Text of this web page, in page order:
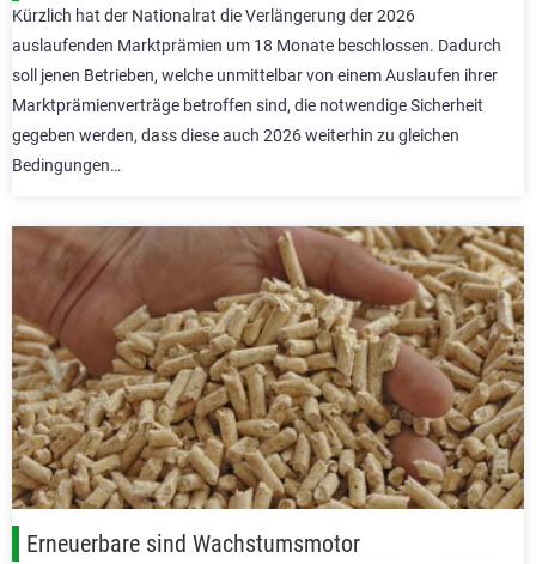
Kürzlich hat der Nationalrat die Verlängerung der 2026
auslaufenden Marktprämien um 18 Monate beschlossen. Dadurch
soll jenen Betrieben, welche unmittelbar von einem Auslaufen ihrer
Marktprämienverträge betroffen sind, die notwendige Sicherheit
gegeben werden, dass diese auch 2026 weiterhin zu gleichen
Bedingungen…
Erneuerbare sind Wachstumsmotor